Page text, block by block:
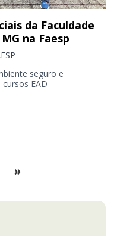
da Faculdade
na Faesp
seguro e
EAD
»